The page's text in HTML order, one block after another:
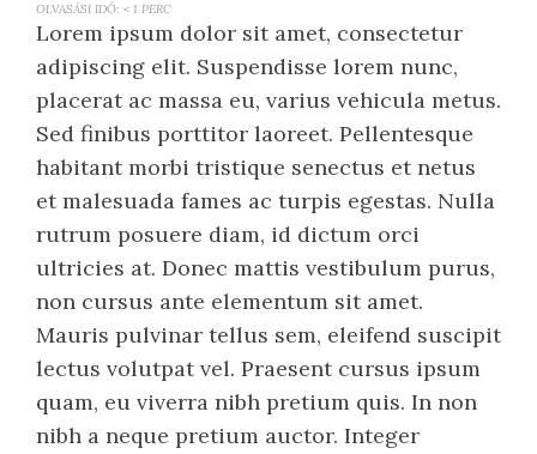
OLVASÁSI IDŐ: < 1 PERC
Lorem ipsum dolor sit amet, consectetur
adipiscing elit. Suspendisse lorem nunc,
placerat ac massa eu, varius vehicula metus.
Sed finibus porttitor laoreet. Pellentesque
habitant morbi tristique senectus et netus
et malesuada fames ac turpis egestas. Nulla
rutrum posuere diam, id dictum orci
ultricies at. Donec mattis vestibulum purus,
non cursus ante elementum sit amet.
Mauris pulvinar tellus sem, eleifend suscipit
lectus volutpat vel. Praesent cursus ipsum
quam, eu viverra nibh pretium quis. In non
nibh a neque pretium auctor. Integer